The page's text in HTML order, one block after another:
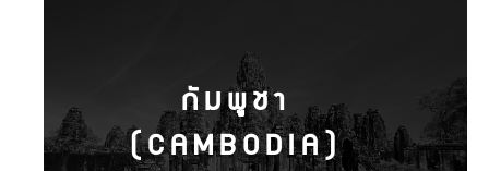
กัมพูชา
(CAMBODIA)